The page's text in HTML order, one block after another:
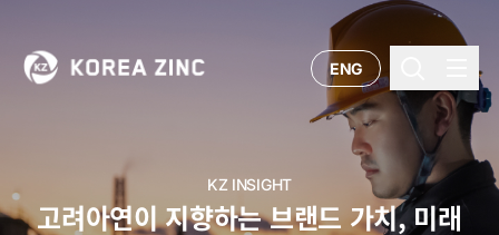
ENG
KZ INSIGHT
고려아연이 지향하는 브랜드 가치, 미래